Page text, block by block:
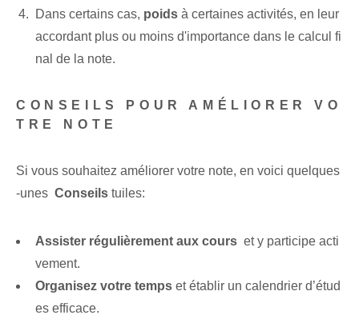
Dans certains cas, poids à certaines activités, en leur
accordant plus ou moins d'importance dans le calcul fi
nal⁢ de la note.
CONSEILS POUR AMÉLIORER VO
TRE NOTE
Si vous souhaitez améliorer votre note, en voici quelques
-unes ‌ Conseils tuiles:
Assister régulièrement aux cours ⁢ et y participe acti
vement.
Organisez votre temps et établir un calendrier d’étud
es efficace.